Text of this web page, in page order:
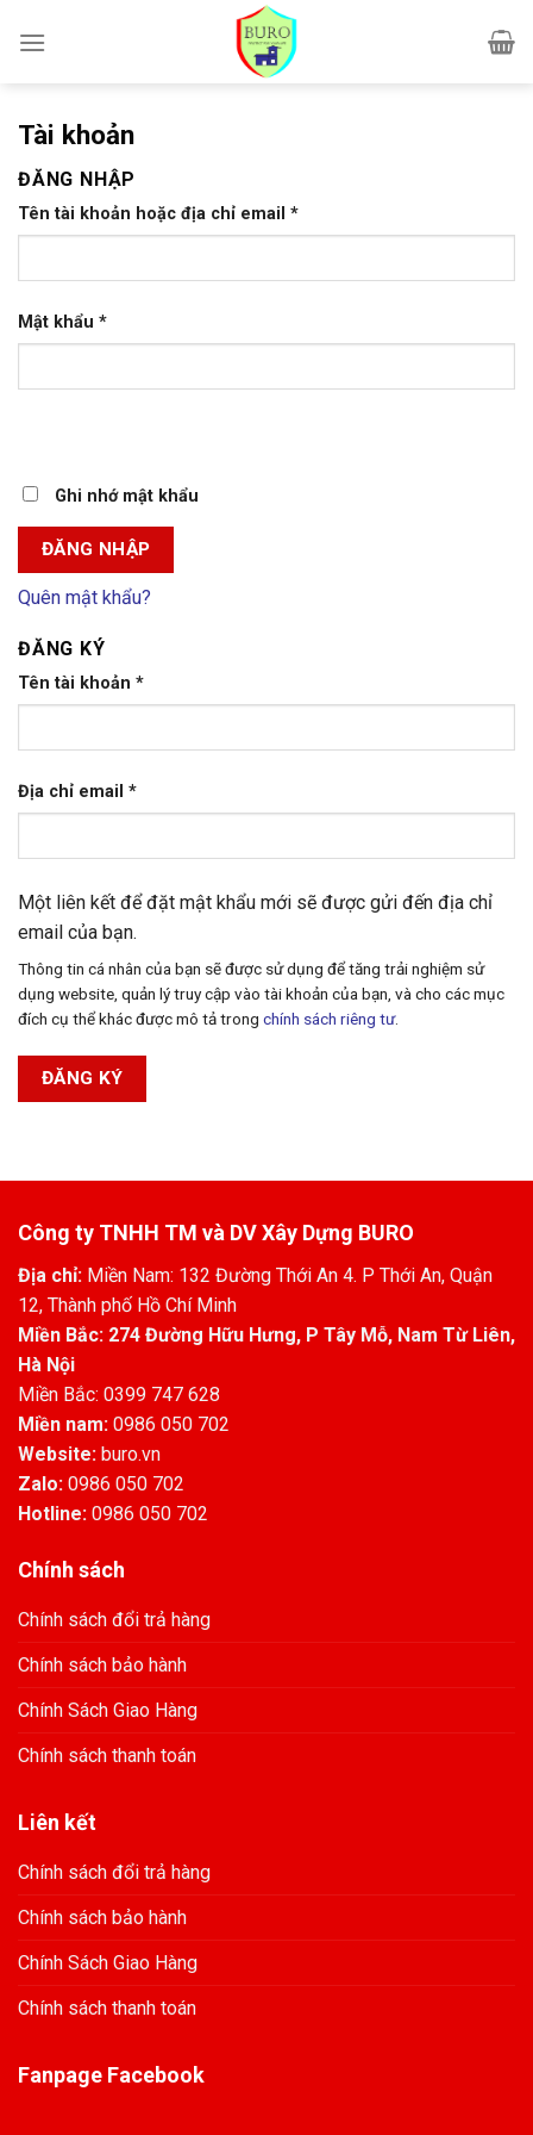
Tài khoản
ĐĂNG NHẬP
Tên tài khoản hoặc địa chỉ email *
Mật khẩu *
Ghi nhớ mật khẩu
ĐĂNG NHẬP
Quên mật khẩu?
ĐĂNG KÝ
Tên tài khoản *
Địa chỉ email *
Một liên kết để đặt mật khẩu mới sẽ được gửi đến địa chỉ
email của bạn.
Thông tin cá nhân của bạn sẽ được sử dụng để tăng trải nghiệm sử
dụng website, quản lý truy cập vào tài khoản của bạn, và cho các mục
đích cụ thể khác được mô tả trong chính sách riêng tư.
ĐĂNG KÝ
Công ty TNHH TM và DV Xây Dựng BURO
Địa chỉ: Miền Nam: 132 Đường Thới An 4. P Thới An, Quận
12, Thành phố Hồ Chí Minh
Miền Bắc: 274 Đường Hữu Hưng, P Tây Mỗ, Nam Từ Liên,
Hà Nội
Miền Bắc: 0399 747 628
Miền nam: 0986 050 702
Website: buro.vn
Zalo: 0986 050 702
Hotline: 0986 050 702
Chính sách
Chính sách đổi trả hàng
Chính sách bảo hành
Chính Sách Giao Hàng
Chính sách thanh toán
Liên kết
Chính sách đổi trả hàng
Chính sách bảo hành
Chính Sách Giao Hàng
Chính sách thanh toán
Fanpage Facebook